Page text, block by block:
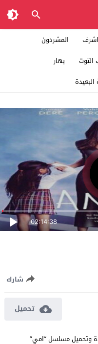
المشردون
التوت
بهار
البعيدة
02:14:38
شارك
تحميل
مشاهدة وتحميل مسلسل “امي”